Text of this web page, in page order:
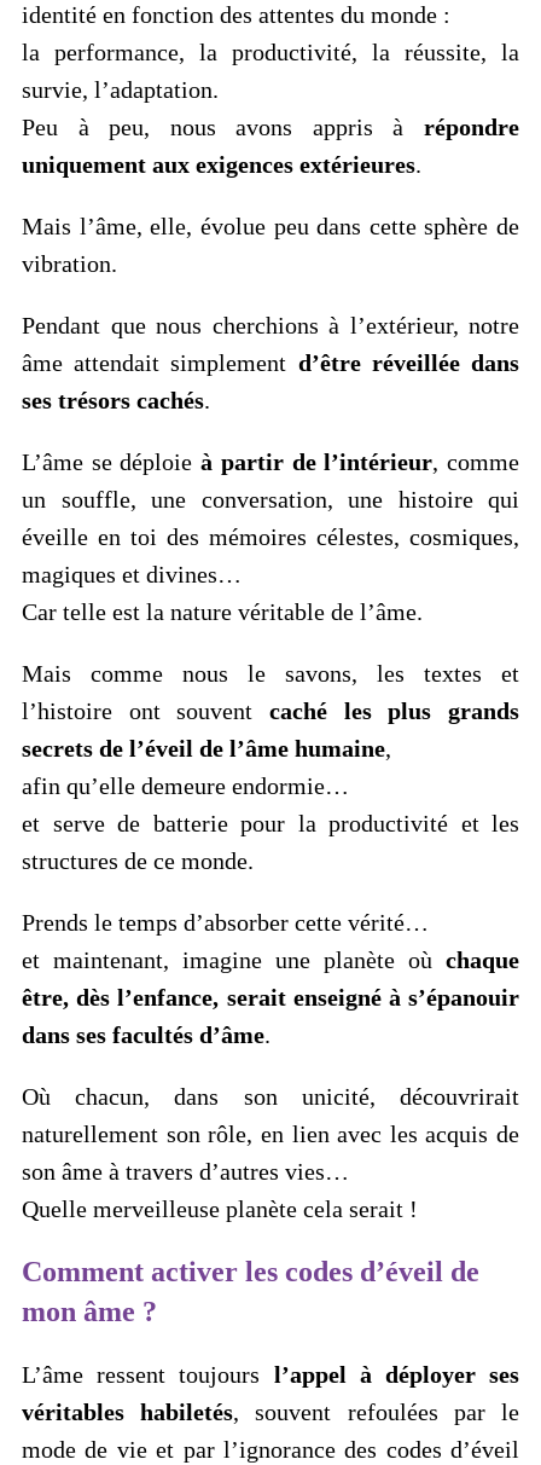
identité en fonction des attentes du monde :
la performance, la productivité, la réussite, la
survie, l’adaptation.
Peu à peu, nous avons appris à répondre
uniquement aux exigences extérieures.
Mais l’âme, elle, évolue peu dans cette sphère de
vibration.
Pendant que nous cherchions à l’extérieur, notre
âme attendait simplement d’être réveillée dans
ses trésors cachés.
L’âme se déploieà partir de l’intérieur, comme
un souffle, une conversation, une histoire qui
éveille en toi des mémoires célestes, cosmiques,
magiques et divines…
Car telle est la nature véritable de l’âme.
Mais comme nous le savons, les textes et
l’histoire ont souvent caché les plus grands
secrets de l’éveil de l’âme humaine,
afin qu’elle demeure endormie…
et serve de batterie pour la productivité et les
structures de ce monde.
Prends le temps d’absorber cette vérité…
et maintenant, imagine une planète où chaque
être, dès l’enfance, serait enseigné à s’épanouir
dans ses facultés d’âme.
Où chacun, dans son unicité, découvrirait
naturellement son rôle, en lien avec les acquis de
son âme à travers d’autres vies…
Quelle merveilleuse planète cela serait !
Comment activer les codes d’éveil de
mon âme ?
L’âme ressent toujours l’appel à déployer ses
véritables habiletés, souvent refoulées par le
mode de vie et par l’ignorance des codes d’éveil